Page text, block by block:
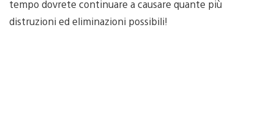
tempo dovrete continuare a causare quante più
distruzioni ed eliminazioni possibili!